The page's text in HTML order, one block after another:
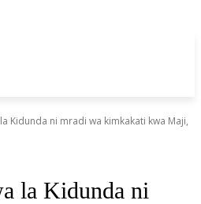
Kidunda ni mradi wa kimkakati kwa Maji,
la Kidunda ni